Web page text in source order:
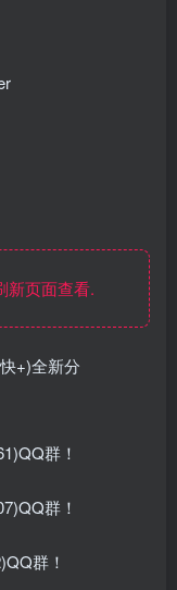
页面查看.
+)全新分
群！
群！
群！